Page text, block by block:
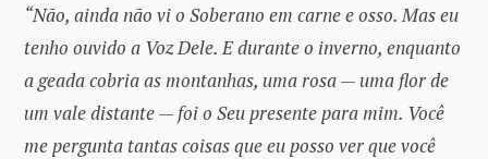
“Não, ainda não vi o Soberano em carne e osso. Mas eu
tenho ouvido a Voz Dele. E durante o inverno, enquanto
a geada cobria as montanhas, uma rosa — uma flor de
um vale distante — foi o Seu presente para mim. Você
me pergunta tantas coisas que eu posso ver que você